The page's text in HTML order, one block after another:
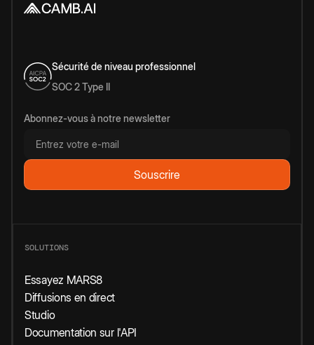
Sécurité de niveau professionnel
SOC 2 Type II
Abonnez-vous à notre newsletter
SOLUTIONS
Essayez MARS8
Diffusions en direct
Studio
Documentation sur l'API